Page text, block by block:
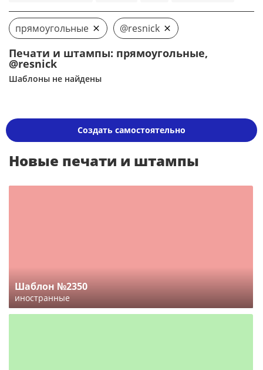
прямоугольные @resnick
Печати и штампы: прямоугольные,
@resnick
Шаблоны не найдены
Создать самостоятельно
Новые печати и штампы
Шаблон №2350
иностранные